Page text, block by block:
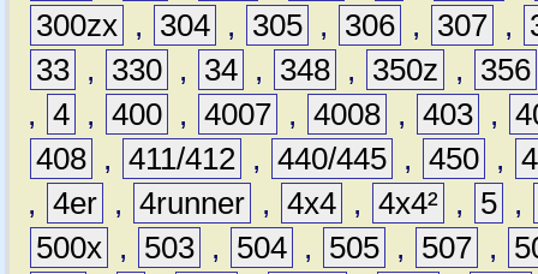
300zx , 304 , 305 , 306 , 307 ,
33 , 330 , 34 , 348 , 350z ,
356
, 4 , 400 , 4007 , 4008 , 403 ,
408 , 411/412 , 440/445 , 450 ,
, 4er , 4runner , 4x4 , 4x4² , 5 ,
500x , 503 , 504 , 505 , 507 ,